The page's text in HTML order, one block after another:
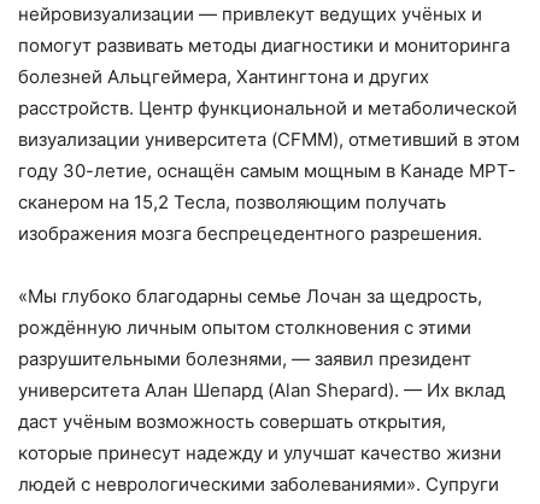
нейровизуализации — привлекут ведущих учёных и
помогут развивать методы диагностики и мониторинга
болезней Альцгеймера, Хантингтона и других
расстройств. Центр функциональной и метаболической
визуализации университета (CFMM), отметивший в этом
году 30-летие, оснащён самым мощным в Канаде МРТ-
сканером на 15,2 Тесла, позволяющим получать
изображения мозга беспрецедентного разрешения.
«Мы глубоко благодарны семье Лочан за щедрость,
рождённую личным опытом столкновения с этими
разрушительными болезнями, — заявил президент
университета Алан Шепард (Alan Shepard). — Их вклад
даст учёным возможность совершать открытия,
которые принесут надежду и улучшат качество жизни
людей с неврологическими заболеваниями». Супруги